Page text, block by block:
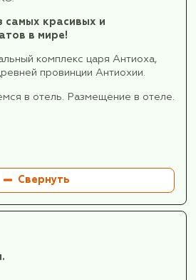
мы освобождаем номера и с